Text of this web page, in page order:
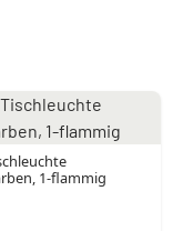
1-flammig